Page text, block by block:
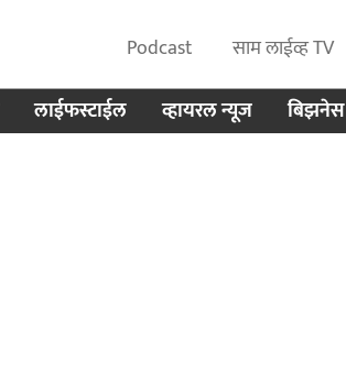
Podcast साम लाईव्ह TV
लाईफस्टाईल व्हायरल न्यूज बिझनेस